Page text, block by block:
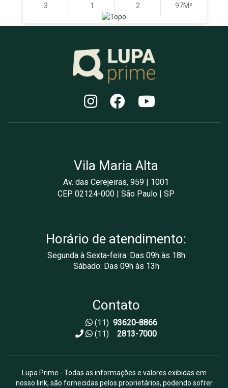
3 1 2 97M²
Vila Maria Alta
Av. das Cerejeiras, 959 | 1001
CEP 02124-000 | São Paulo | SP
Horário de atendimento:
Segunda à Sexta-feira: Das 09h às 18h
Sábado: Das 09h às 13h
Contato
(11) 93620-8866
(11)2813-7000
Lupa Prime - Todas as informações e valores exibidas em
nosso link, são fornecidas pelos proprietários, podendo sofrer